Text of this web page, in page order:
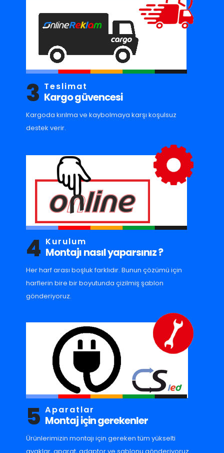
3 Teslimat
Kargo güvencesi
Kargoda kırılma ve kaybolmaya karşı koşulsuz
destek verir.
4 Kurulum
Montajı nasıl yaparsınız ?
Her harf arası boşluk farklıdır. Bunun çözümü için
harflerin bire bir boyutunda çizilmiş şablon
gönderiyoruz.
5 Aparatlar
Montaj için gerekenler
Ürünlerimizin montajı için gereken tüm yükselti